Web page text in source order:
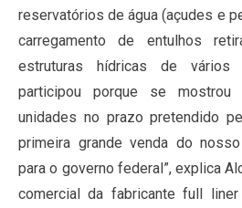
reservatórios de água (açudes e
carregamento de entulhos
estruturas hídricas de vários
participou porque se
unidades no prazo pretendido
primeira grande venda do
para o governo federal”, explica
comercial da fabricante full liner